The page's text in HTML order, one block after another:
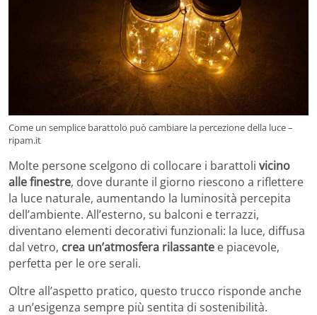
Come un semplice barattolo può cambiare la percezione della luce –
ripam.it
Molte persone scelgono di collocare i barattoli vicino
alle finestre, dove durante il giorno riescono a riflettere
la luce naturale, aumentando la luminosità percepita
dell’ambiente. All’esterno, su balconi e terrazzi,
diventano elementi decorativi funzionali: la luce, diffusa
dal vetro, crea un’atmosfera rilassante e piacevole,
perfetta per le ore serali.
Oltre all’aspetto pratico, questo trucco risponde anche
a un’esigenza sempre più sentita di sostenibilità.